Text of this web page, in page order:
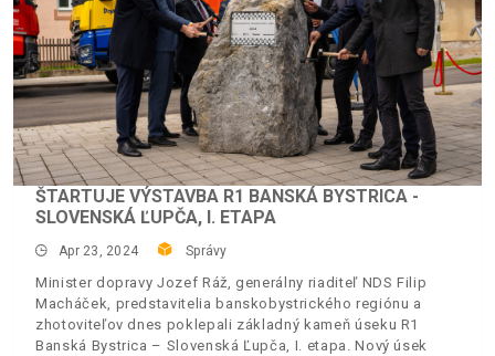
ŠTARTUJE VÝSTAVBA R1 BANSKÁ BYSTRICA -
SLOVENSKÁ ĽUPČA, I. ETAPA
Apr 23, 2024 Správy
Minister dopravy Jozef Ráž, generálny riaditeľ NDS Filip
Macháček, predstavitelia banskobystrického regiónu a
zhotoviteľov dnes poklepali základný kameň úseku R1
Banská Bystrica – Slovenská Ľupča, I. etapa. Nový úsek